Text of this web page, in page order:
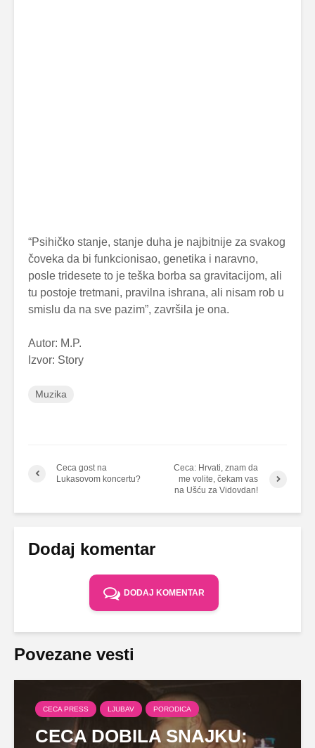
“Psihičko stanje, stanje duha je najbitnije za svakog
čoveka da bi funkcionisao, genetika i naravno,
posle tridesete to je teška borba sa gravitacijom, ali
tu postoje tretmani, pravilna ishrana, ali nisam rob u
smislu da na sve pazim”, završila je ona.
Autor: M.P.
Izvor: Story
Muzika
Ceca gost na
Lukasovom koncertu?
Ceca: Hrvati, znam da
me volite, čekam vas
na Ušću za Vidovdan!
Dodaj komentar
DODAJ KOMENTAR
Povezane vesti
CECA PRESS LJUBAV PORODICA
CECA DOBILA SNAJKU: